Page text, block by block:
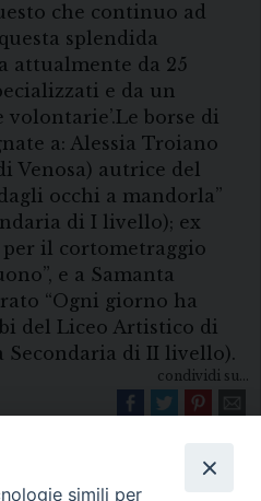
che continuo ad
splendida
attualmente da 25
e da un
borse di
a: Alessia Troiano
Venosa) autrice del
occhi a mandorla”
di I livello); ex
il cortometraggio
e a Samanta
“Ogni giorno ha
del Liceo Artistico di
Secondaria di II livello).
condividi su...
simili per